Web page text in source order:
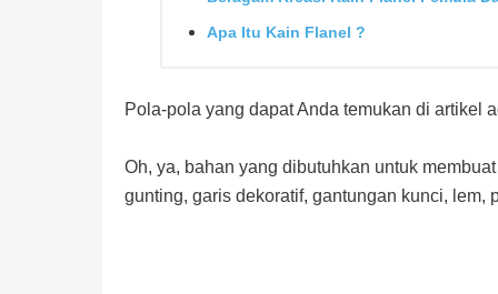
Apa Itu Kain Flanel ?
Pola-pola yang dapat Anda temukan di artikel
Oh, ya, bahan yang dibutuhkan untuk
gunting, garis dekoratif, gantungan kunci, lem,